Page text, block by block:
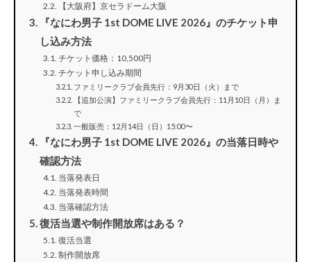
【大阪府】京セラドーム大阪
『なにわ男子 1st DOME LIVE 2026』のチケット申
し込み方法
チケット価格：10,500円
チケット申し込み期間
ファミリークラブ会員先行：9月30日（火）まで
【追加公演】ファミリークラブ会員先行：11月10日（月）ま
で
一般販売：12月14日（日）15:00〜
『なにわ男子 1st DOME LIVE 2026』の当落日時や
確認方法
当落発表日
当落発表時間
当落確認方法
復活当選や制作開放席はある？
復活当選
制作開放席